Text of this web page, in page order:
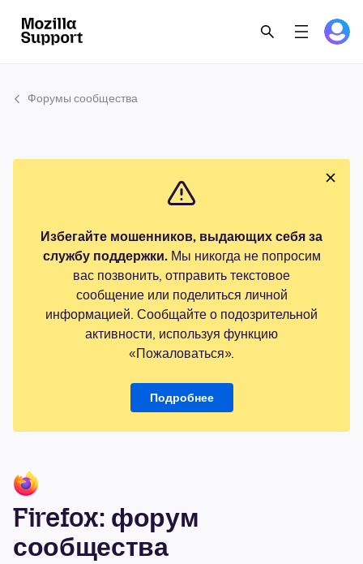
Форумы сообщества
Избегайте мошенников, выдающих себя за
службу поддержки.Мы никогда не попросим
вас позвонить, отправить текстовое
сообщение или поделиться личной
информацией. Сообщайте о подозрительной
активности, используя функцию
«Пожаловаться».
Подробнее
Firefox: форум
сообщества